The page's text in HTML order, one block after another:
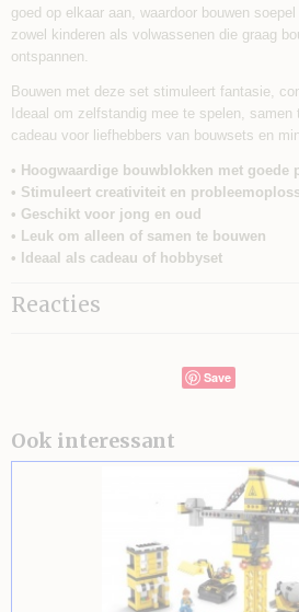
goed op elkaar aan, waardoor bouwen
zowel kinderen als volwassenen die graag
ontspannen.
Bouwen met deze set stimuleert fantasie,
Ideaal om zelfstandig mee te spelen, samen
cadeau voor liefhebbers van bouwsets en
• Hoogwaardige bouwblokken met goede
• Stimuleert creativiteit en
• Geschikt voor jong en oud
• Leuk om alleen of samen te bouwen
• Ideaal als cadeau of hobbyset
Reacties
Save
Ook interessant